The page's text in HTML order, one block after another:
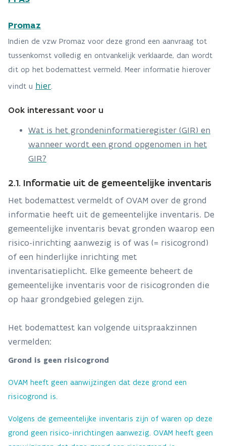
Promaz
Indien de vzw Promaz voor deze grond een aanvraag tot
tussenkomst volledig en ontvankelijk verklaarde, dan wordt
dit op het bodemattest vermeld. Meer informatie hierover
vindt u hier.
Ook interessant voor u
Wat is het grondeninformatieregister (GIR) en
wanneer wordt een grond opgenomen in het
GIR?
2.1. Informatie uit de gemeentelijke inventaris
Het bodemattest vermeldt of OVAM over de grond
informatie heeft uit de gemeentelijke inventaris. De
gemeentelijke inventaris bevat gronden waarop een
risico-inrichting aanwezig is of was (= risicogrond)
of een hinderlijke inrichting met
inventarisatieplicht. Elke gemeente beheert de
gemeentelijke inventaris voor de risicogronden die
op haar grondgebied gelegen zijn.
Het bodemattest kan volgende uitspraakzinnen
vermelden:
Grond is geen risicogrond
OVAM heeft geen aanwijzingen dat deze grond een
risicogrond is.
Volgens de gemeentelijke inventaris zijn of waren op deze
grond geen risico-inrichtingen aanwezig. OVAM heeft geen